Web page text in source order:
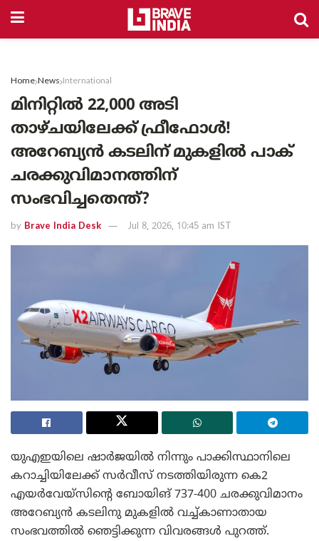
Home News International
മിനിറ്റിൽ 22,000 അടി
താഴ്ചയിലേക്ക് ഫ്രീഫോൾ!
അറേബ്യൻ കടലിന് മുകളിൽ പാക്
ചരക്കുവിമാനത്തിന്
സംഭവിച്ചതെന്ത്?
by Brave India Desk Jul 8, 2026, 10:45 am IST
യുഎഇയിലെ ഷാർജയിൽ നിന്നും പാക്കിസ്ഥാനിലെ
കറാച്ചിയിലേക്ക് സർവീസ് നടത്തിയിരുന്ന കെ2
എയർവേയ്‌സിന്റെ ബോയിങ് 737-400 ചരക്കുവിമാനം
അറേബ്യൻ കടലിനു മുകളിൽ വച്ച്കാണാതായ
സംഭവത്തിൽ ഞെട്ടിക്കുന്ന വിവരങ്ങൾ പുറത്ത്.